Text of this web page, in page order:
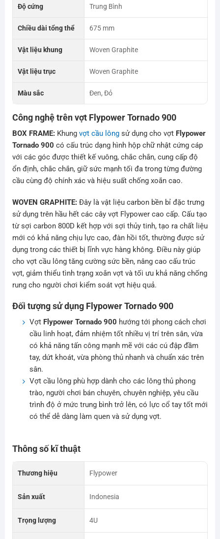
Độ cứng Trung Bình
Chiều dài tổng thể 675 mm
Vật liệu khung Woven Graphite
Vật liệu trục Woven Graphite
Màu sắc Đen, Đỏ
Công nghệ trên vợt Flypower Tornado 900
BOX FRAME:Khung vợt cầu lôngsử dụng cho vợt Flypower
Tornado 900 có cấu trúc dạng hình hộp chữ nhật cứng cáp
với các góc được thiết kế vuông, chắc chắn, cung cấp độ
ổn định, chắc chắn, giữ sức mạnh tối đa trong từng đường
cầu cùng độ chính xác và hiệu suất chống xoắn cao.
WOVEN GRAPHITE:Đây là vật liệu carbon bền bỉ đặc trưng
sử dụng trên hầu hết các cây vợt Flypower cao cấp. Cấu tạo
từ sợi carbon 800D kết hợp với sợi thủy tinh, tạo ra chất liệu
mới có khả năng chịu lực cao, đàn hồi tốt, thường được sử
dụng trong các thiết bị lĩnh vực hàng không. Điều này giúp
cho vợt cầu lông tăng cường sức bền, nâng cao cấu trúc
vợt, giảm thiểu tình trạng xoắn vợt và tối ưu khả năng chống
rung cho người chơi kiểm soát vợt hiệu quả.
Đối tượng sử dụng Flypower Tornado 900
Vợt Flypower Tornado 900 hướng tới phong cách chơi
cầu linh hoạt, đảm nhiệm tốt nhiều vị trí trên sân, vừa
có khả năng tấn công mạnh mẽ với các cú đập đầm
tay, dứt khoát, vừa phòng thủ nhanh và chuẩn xác trên
sân.
Vợt cầu lông phù hợp dành cho các lông thủ phong
trào, người chơi bán chuyên, chuyên nghiệp, yêu cầu
trình độ ở mức trung bình trở lên, có lực cổ tay tốt mới
có thể dễ dàng làm quen và sử dụng vợt.
Thông số kĩ thuật
Thương hiệu Flypower
Sản xuất Indonesia
Trọng lượng 4U